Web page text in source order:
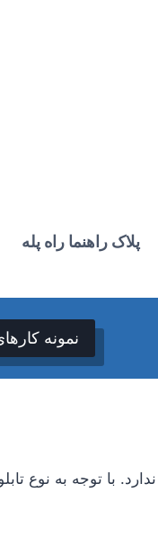
پلاک راهنما راه پله
نمونه
با توجه به نوع